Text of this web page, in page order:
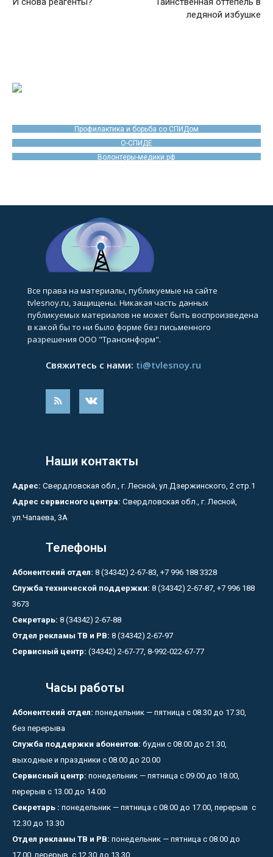
ледяной избушке
Профилактика и борьба со СПИДом
О-СПИДЕ
Волонтеры-медики.рф
Все права на материалы, публикуемые на сайте
tvlesnoy.ru, защищены. Никакая часть данных
публикуемых материалов не может быть воспроизведена
в какой бы то ни было форме без письменного
разрешения ООО "Трансинформ".
Свяжитесь с нами: ti@tvlesnoy.ru
Наши контакты
Адрес: Свердловская обл., г. Лесной, ул.Дзержинского, 2 стр.1
Адрес сервисного центра: Свердловская обл., г. Лесной,
ул.Чапаева, 3А
Телефоны
Абонентский отдел: 8 (34342) 2-67-83, +7 996 188 3328
Служба технической поддержки: 8 (34342) 2-67-87, +7 996 188
3673
Секретарь: 8 (34342) 2-67-88
Отдел рекламы ТВ и РВ: 8 (34342) 2-67-97
Сервисный центр: (34342) 2-67-77, 8-992-022-67-77
Часы работы
Абонентский отдел: понедельник — пятница с 08.30 до 17.30,
без перерыва
Служба поддержки абонентов: будни с 08.00 до 21.30,
выходные и праздники с 08.00 до 20.00
Сервисный центр: понедельник — пятница с 09.00 до 18.00,
перерыв с 13.00 до 14.00
Секретарь : понедельник — пятница с 08.00 до 17.00, перерыв с
12.30 до 13.30
Отдел рекламы ТВ и РВ: понедельник — пятница с 08.00 до
17.00, перерыв с 12.30 до 13.30